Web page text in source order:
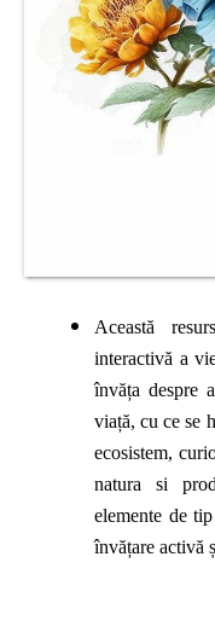
Această
interactivă a
învăța despre
viață, cu ce se
ecosistem,
natura si
elemente de
învățare activă